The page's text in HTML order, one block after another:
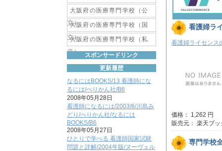
看護婦ラ
看護婦ライセンス
価格： 1,262 円
販売元： 楽天ブッ
専門学校
大阪府の医療専門学校（公
立）
大阪府の医療専門学校（国
立）
大阪府の医療専門学校（私
立）
スポンサードリンク
更新履歴
なるにはBOOKS/13 看護師にな
るには/ぺりかん社/B6
2008年05月28日
看護師になるには/2003/6/川島み
どり/ぺりかん社/なるには
BOOKS/B6
2008年05月27日
ひとりで学べる 看護師国家試験
問題と詳解/2004年版/ヌーヴェル